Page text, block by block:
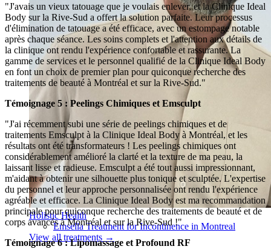
Holistic Health
Emsella Treatment for Incontinence in Montreal
View all treatments →
"J'avais un vieux tatouage que je voulais enlever, et la Clinique Ideal
Body sur la Rive-Sud a offert la solution parfaite. Leur processus
d'élimination de tatouage a été efficace, avec un estompage notable
après chaque séance. Les soins complets et l'attention aux détails de
la clinique ont rendu l'expérience confortable et rassurante. La
gamme de services et le personnel qualifié de la Clinique Ideal Body
en font un choix de premier plan pour quiconque recherche des
traitements de beauté à Montréal et sur la Rive-Sud."
Témoignage 5 : Peelings Chimiques et Emsculpt
"J'ai récemment subi une série de peelings chimiques et de
traitements Emsculpt à la Clinique Ideal Body à Montréal, et les
résultats ont été transformateurs ! Les peelings chimiques ont
considérablement amélioré la clarté et la texture de ma peau, la
laissant lisse et radieuse. Emsculpt a été tout aussi impressionnant,
m'aidant à obtenir une silhouette plus tonique et sculptée. L'expertise
du personnel et leur approche personnalisée ont rendu l'expérience
agréable et efficace. La Clinique Ideal Body est ma recommandation
principale pour quiconque recherche des traitements de beauté et de
corps avancés à Montréal et sur la Rive-Sud !"
Témoignage 6 : Lipomassage et Profound RF